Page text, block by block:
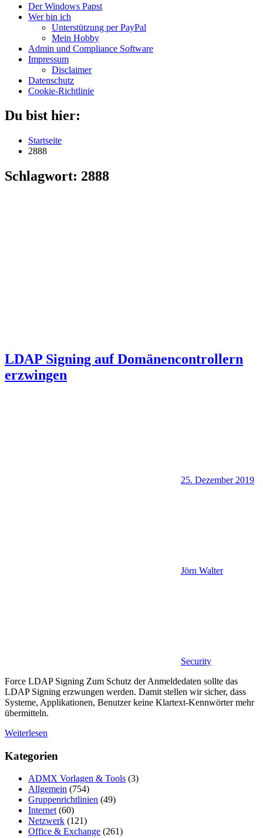
Der Windows Papst
Wer bin ich
Unterstützung per PayPal
Mein Hobby
Admin und Compliance Software
Impressum
Disclaimer
Datenschutz
Cookie-Richtlinie
Du bist hier:
Startseite
2888
Schlagwort: 2888
LDAP Signing auf Domänencontrollern
erzwingen
25. Dezember 2019
Jörn Walter
Security
Force LDAP Signing Zum Schutz der Anmeldedaten sollte das
LDAP Signing erzwungen werden. Damit stellen wir sicher, dass
Systeme, Applikationen, Benutzer keine Klartext-Kennwörter mehr
übermitteln.
Weiterlesen
Kategorien
ADMX Vorlagen & Tools (3)
Allgemein (754)
Gruppenrichtlinien (49)
Internet(60)
Netzwerk (121)
Office & Exchange (261)